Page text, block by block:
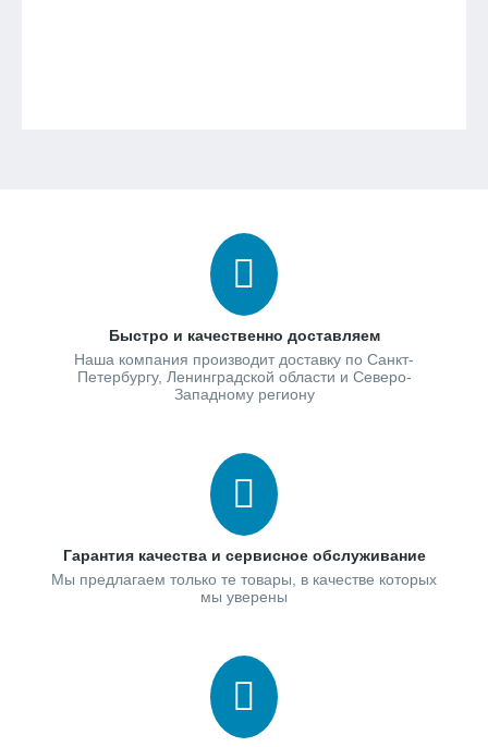
Быстро и качественно доставляем
Наша компания производит доставку по Санкт-
Петербургу, Ленинградской области и Северо-
Западному региону
Гарантия качества и сервисное обслуживание
Мы предлагаем только те товары, в качестве которых
мы уверены